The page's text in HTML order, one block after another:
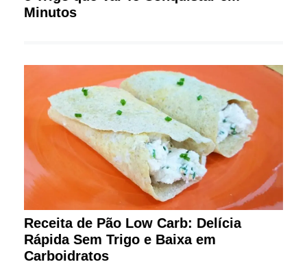
Minutos
Receita de Pão Low Carb: Delícia
Rápida Sem Trigo e Baixa em
Carboidratos